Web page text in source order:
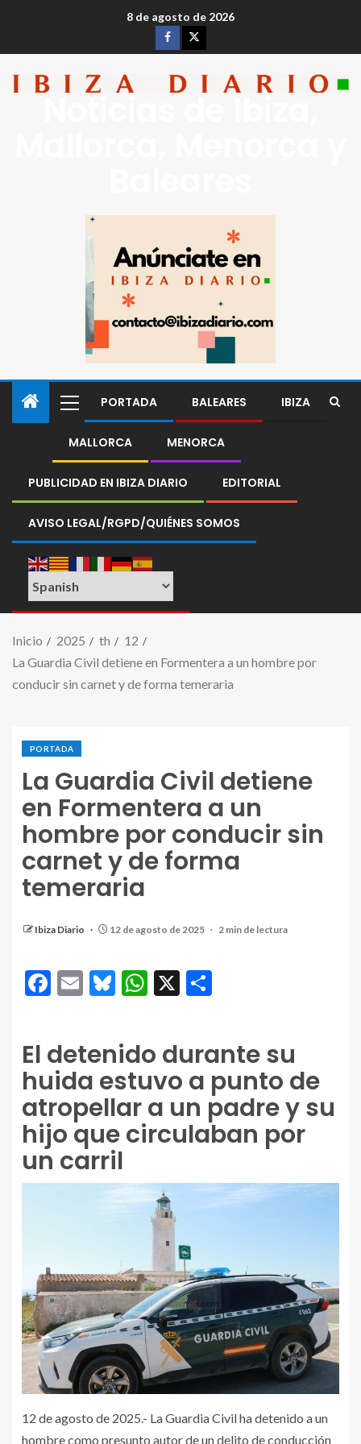
8 de agosto de 2026
PORTADA BALEARES IBIZA
MALLORCA MENORCA
PUBLICIDAD EN IBIZA DIARIO EDITORIAL
AVISO LEGAL/RGPD/QUIÉNES SOMOS
Inicio 2025 th
12
La Guardia Civil detiene en Formentera a un hombre por
conducir sin carnet y de forma temeraria
PORTADA
La Guardia Civil detiene
en Formentera a un
hombre por conducir sin
carnet y de forma
temeraria
Ibiza Diario 12 de agosto de 2025 2 min de lectura
Facebook
EmailBluesky
WhatsApp
X
El detenido durante su
huida estuvo a punto de
atropellar a un padre y su
hijo que circulaban por
un carril
12 de agosto de 2025.- La Guardia Civil ha detenido a un
hombre como presunto autor de un delito de conducción